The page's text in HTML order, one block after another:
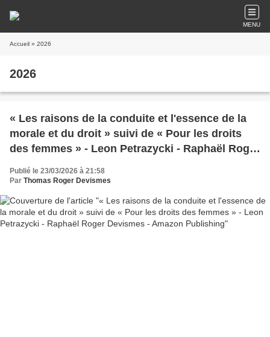
MENU
Accueil » 2026
2026
« Les raisons de la conduite et l'essence de la
morale et du droit » suivi de « Pour les droits
des femmes » - Leon Petrazycki - Raphaël Roger
Devismes - Amazon Publishing
Publié le 23/03/2026 à 21:58
Par Thomas Roger Devismes